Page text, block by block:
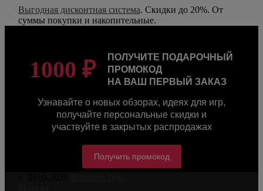
Выгодная дисконтная система. Скидки до 20%. От
суммы покупки и накопительные.
1000 ₽
ПОЛУЧИТЕ ПОДАРОЧНЫЙ
ПРОМОКОД
НА ВАШ ПЕРВЫЙ ЗАКАЗ
Узнавайте о новых обзорах, идеях для игр,
получайте персональные скидки и
участвуйте в закрытых распродажах
Получить промокод